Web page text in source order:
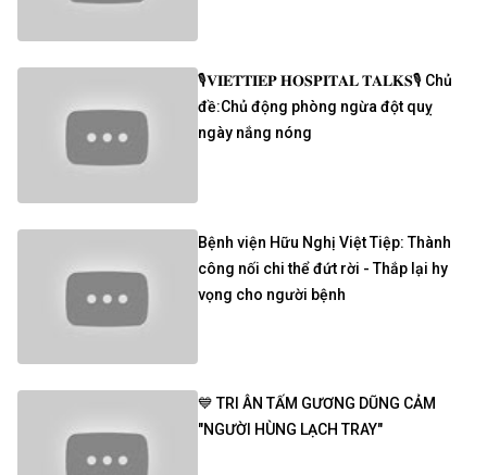
🎙𝐕𝐈𝐄𝐓𝐓𝐈𝐄𝐏 𝐇𝐎𝐒𝐏𝐈𝐓𝐀𝐋 𝐓𝐀𝐋𝐊𝐒🎙 Chủ
đề:Chủ động phòng ngừa đột quỵ
ngày nắng nóng
Bệnh viện Hữu Nghị Việt Tiệp: Thành
công nối chi thể đứt rời - Thắp lại hy
vọng cho người bệnh
💙 TRI ÂN TẤM GƯƠNG DŨNG CẢM
"NGƯỜI HÙNG LẠCH TRAY"